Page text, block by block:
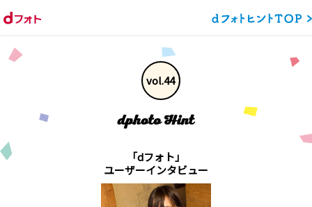
vol.44
「dフォト」
ユーザーインタビュー